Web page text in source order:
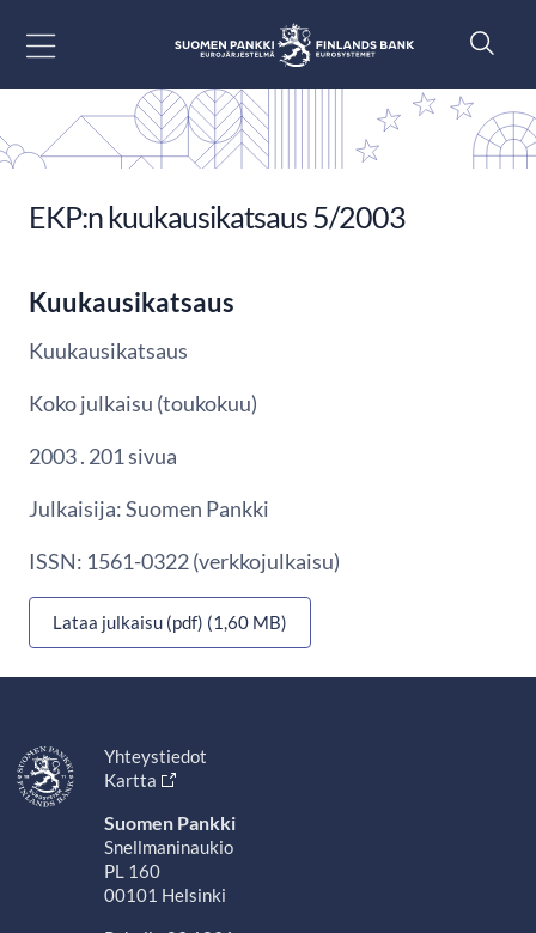
EKP:n kuukausikatsaus 5/2003
Kuukausikatsaus
Kuukausikatsaus
Koko julkaisu (toukokuu)
2003 . 201 sivua
Julkaisija: Suomen Pankki
ISSN: 1561-0322 (verkkojulkaisu)
Lataa julkaisu (pdf) (1,60 MB)
Yhteystiedot
Kartta
Suomen Pankki
Snellmaninaukio
PL 160
00101 Helsinki